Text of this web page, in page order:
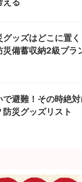
える
グッズはどこに置
災備蓄収納2級プラ
で避難！その時絶
防災グッズリスト